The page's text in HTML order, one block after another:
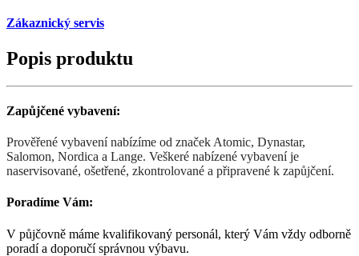
Zákaznický servis
Popis produktu
Zapůjčené vybavení:
Prověřené vybavení nabízíme od značek Atomic, Dynastar,
Salomon, Nordica a Lange. Veškeré nabízené vybavení je
naservisované, ošetřené, zkontrolované a připravené k zapůjčení.
Poradíme Vám:
V půjčovně máme kvalifikovaný personál, který Vám vždy odborně
poradí a doporučí správnou výbavu.